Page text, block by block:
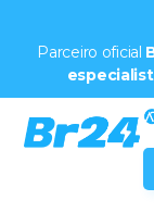
Parceiro oficial